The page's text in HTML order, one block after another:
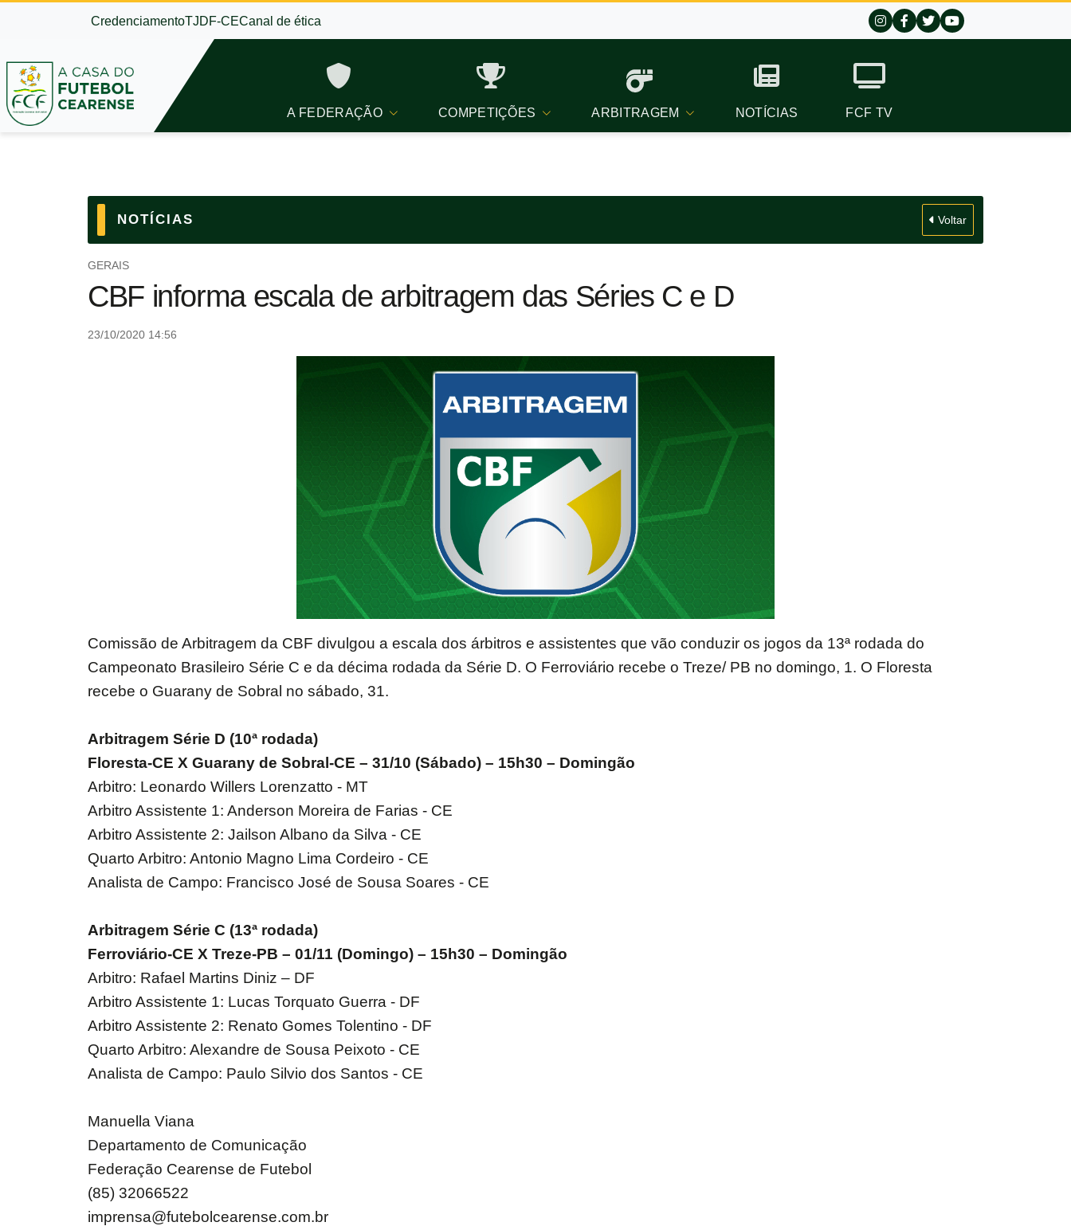
CredenciamentoTJDF-CECanal de ética
A FEDERAÇÃO COMPETIÇÕES ARBITRAGEM NOTÍCIAS FCF TV
NOTÍCIAS Voltar
GERAIS
CBF informa escala de arbitragem das Séries C e D
23/10/2020 14:56
Comissão de Arbitragem da CBF divulgou a escala dos árbitros e assistentes que vão conduzir os jogos da 13ª rodada do
Campeonato Brasileiro Série C e da décima rodada da Série D. O Ferroviário recebe o Treze/ PB no domingo, 1. O Floresta
recebe o Guarany de Sobral no sábado, 31.
Arbitragem Série D (10ª rodada)
Floresta-CE X Guarany de Sobral-CE – 31/10 (Sábado) – 15h30 – Domingão
Arbitro: Leonardo Willers Lorenzatto - MT
Arbitro Assistente 1: Anderson Moreira de Farias - CE
Arbitro Assistente 2: Jailson Albano da Silva - CE
Quarto Arbitro: Antonio Magno Lima Cordeiro - CE
Analista de Campo: Francisco José de Sousa Soares - CE
Arbitragem Série C (13ª rodada)
Ferroviário-CE X Treze-PB – 01/11 (Domingo) – 15h30 – Domingão
Arbitro: Rafael Martins Diniz – DF
Arbitro Assistente 1: Lucas Torquato Guerra - DF
Arbitro Assistente 2: Renato Gomes Tolentino - DF
Quarto Arbitro: Alexandre de Sousa Peixoto - CE
Analista de Campo: Paulo Silvio dos Santos - CE
Manuella Viana
Departamento de Comunicação
Federação Cearense de Futebol
(85) 32066522
imprensa@futebolcearense.com.br